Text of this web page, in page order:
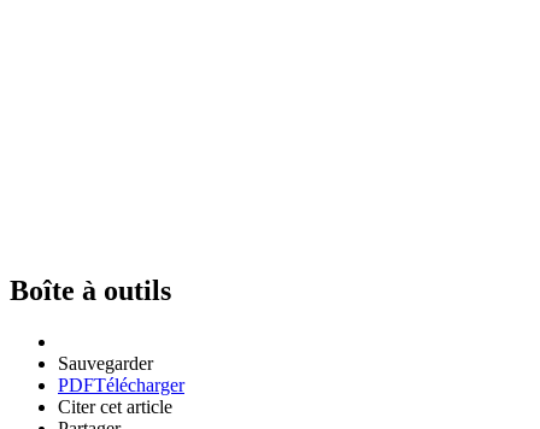
Boîte à outils
Sauvegarder
PDFTélécharger
Citer cet article